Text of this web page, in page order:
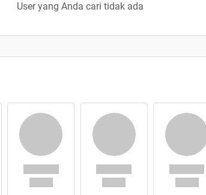
User yang Anda cari tidak ada